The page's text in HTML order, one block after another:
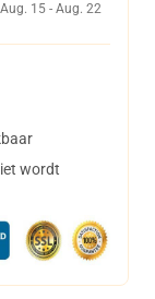
Aug. 15 - Aug. 22
wordt